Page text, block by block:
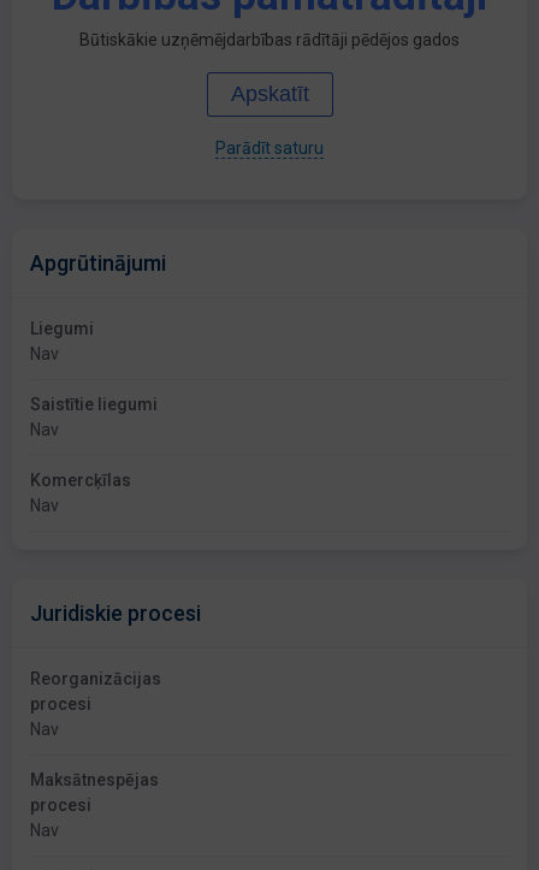
Būtiskākie uzņēmējdarbības rādītāji pēdējos gados
Apskatīt
Parādīt saturu
Apgrūtinājumi
Liegumi
Nav
Saistītie liegumi
Nav
Komercķīlas
Nav
Juridiskie procesi
Reorganizācijas
procesi
Nav
Maksātnespējas
procesi
Nav